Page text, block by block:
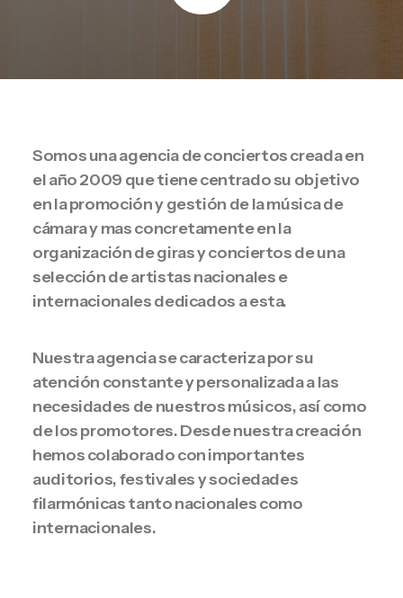
Somos una agencia de conciertos creada en
el año 2009 que tiene centrado su objetivo
en la promoción y gestión de la música de
cámara y mas concretamente en la
organización de giras y conciertos de una
selección de artistas nacionales e
internacionales dedicados a esta.
Nuestra agencia se caracteriza por su
atención constante y personalizada a las
necesidades de nuestros músicos, así como
de los promotores. Desde nuestra creación
hemos colaborado con importantes
auditorios, festivales y sociedades
filarmónicas tanto nacionales como
internacionales.